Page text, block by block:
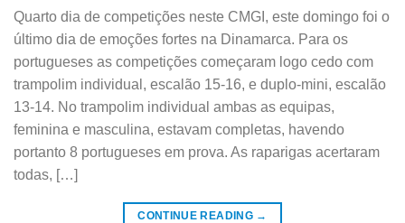
Quarto dia de competições neste CMGI, este domingo foi o
último dia de emoções fortes na Dinamarca. Para os
portugueses as competições começaram logo cedo com
trampolim individual, escalão 15-16, e duplo-mini, escalão
13-14. No trampolim individual ambas as equipas,
feminina e masculina, estavam completas, havendo
portanto 8 portugueses em prova. As raparigas acertaram
todas, […]
CONTINUE READING →